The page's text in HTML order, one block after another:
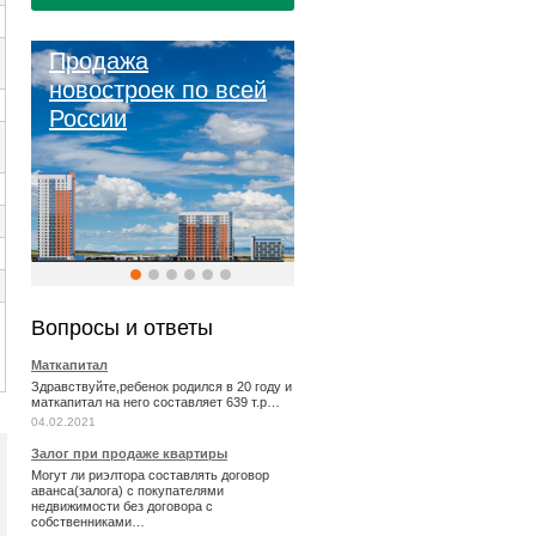
Продажа
новостроек по всей
России
Вопросы и ответы
Маткапитал
Здравствуйте,ребенок родился в 20 году и
маткапитал на него составляет 639 т.р…
04.02.2021
Залог при продаже квартиры
Могут ли риэлтора составлять договор
аванса(залога) с покупателями
недвижимости без договора с
собственниками…